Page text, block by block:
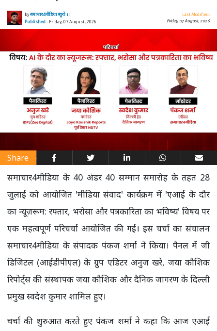
byसमाचार4मीडिया ब्यूरो ।।
Published- Friday, 07 August, 2026
Last Modified:
Friday, 07 August, 2026
Share
समाचार4मीडिया के 40 अंडर 40 सम्मान समारोह के तहत 28
जुलाई को आयोजित 'मीडिया संवाद' कार्यक्रम में 'एआई के दौर
का न्यूज़रूम: रफ्तार, भरोसा और पत्रकारिता का भविष्य' विषय पर
एक महत्वपूर्ण परिचर्चा आयोजित की गई। इस चर्चा का संचालन
समाचार4मीडिया के संपादक पंकज शर्मा ने किया। पैनल में जी
डिजिटल (आईडीपीएल) के ग्रुप एडिटर अनुज खरे, जया कौशिक
रिपोर्ट्स की संस्थापक जया कौशिक और दैनिक जागरण के दिल्ली
प्रमुख स्वदेश कुमार शामिल हुए।
चर्चा की शुरुआत करते हुए पंकज शर्मा ने कहा कि आज एआई